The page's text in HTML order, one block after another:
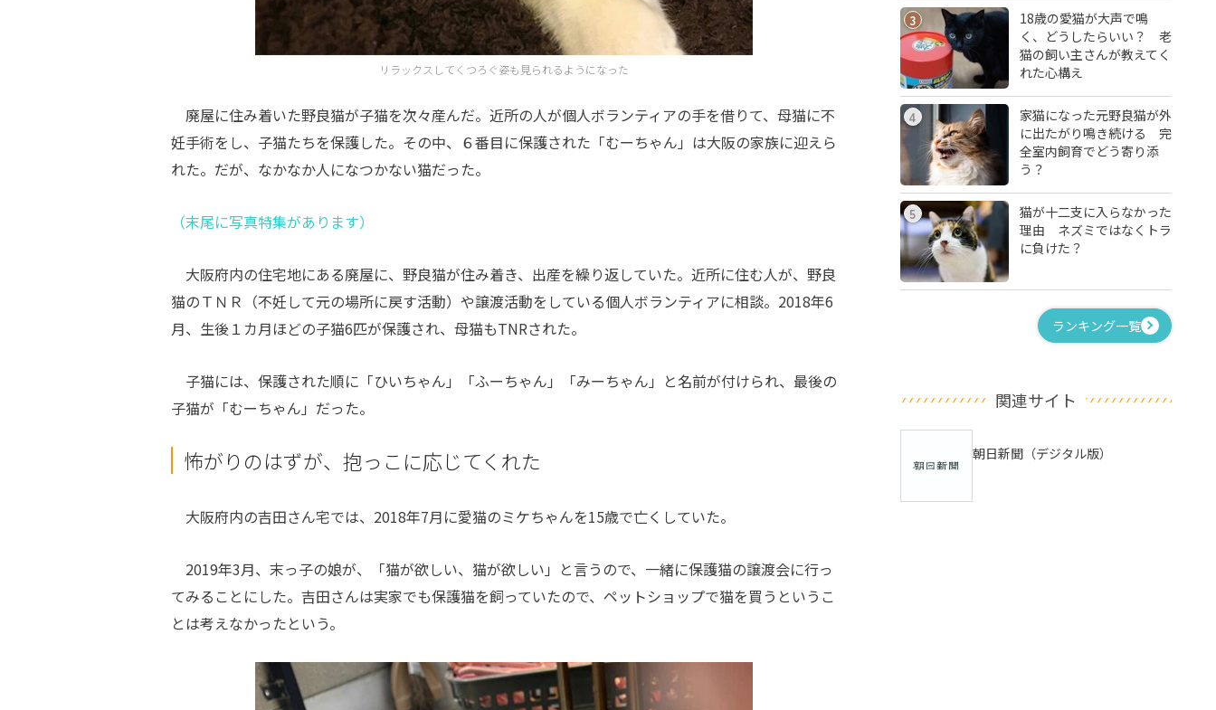
リラックスしてくつろぐ姿も見られるようになった
廃屋に住み着いた野良猫が子猫を次々産んだ。近所の人が個人ボランティアの手を借りて、母猫に不
妊手術をし、子猫たちを保護した。その中、６番目に保護された「むーちゃん」は大阪の家族に迎えら
れた。だが、なかなか人になつかない猫だった。
（末尾に写真特集があります）
大阪府内の住宅地にある廃屋に、野良猫が住み着き、出産を繰り返していた。近所に住む人が、野良
猫のＴＮＲ（不妊して元の場所に戻す活動）や譲渡活動をしている個人ボランティアに相談。2018年6
月、生後１カ月ほどの子猫6匹が保護され、母猫もTNRされた。
子猫には、保護された順に「ひいちゃん」「ふーちゃん」「みーちゃん」と名前が付けられ、最後の
子猫が「むーちゃん」だった。
怖がりのはずが、抱っこに応じてくれた
大阪府内の吉田さん宅では、2018年7月に愛猫のミケちゃんを15歳で亡くしていた。
2019年3月、末っ子の娘が、「猫が欲しい、猫が欲しい」と言うので、一緒に保護猫の譲渡会に行っ
てみることにした。吉田さんは実家でも保護猫を飼っていたので、ペットショップで猫を買うというこ
とは考えなかったという。
3
18歳の愛猫が大声で鳴
く、どうしたらいい？ 老
猫の飼い主さんが教えてく
れた心構え
4
家猫になった元野良猫が外
に出たがり鳴き続ける 完
全室内飼育でどう寄り添
う？
5
猫が十二支に入らなかった
理由 ネズミではなくトラ
に負けた？
ランキング一覧
関連サイト
朝日新聞（デジタル版）